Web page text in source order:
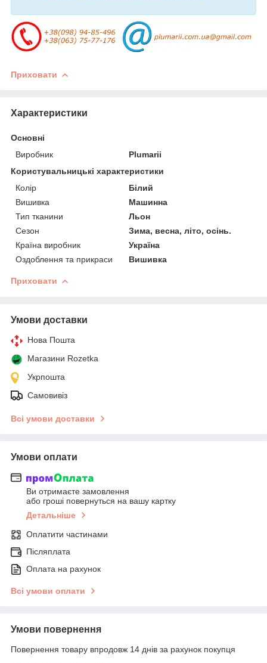
Приховати
Характеристики
Основні
Виробник
Plumarii
Користувальницькі характеристики
Колір
Білий
Вишивка
Машинна
Тип тканини
Льон
Сезон
Зима, весна, літо, осінь.
Країна виробник
Україна
Оздоблення та прикраси
Вишивка
Приховати
Умови доставки
Нова Пошта
Магазини Rozetka
Укрпошта
Самовивіз
Всі умови доставки
Умови оплати
Ви отримаєте замовлення
або гроші повернуться на вашу картку
Детальніше
Оплатити частинами
Післяплата
Оплата на рахунок
Всі умови оплати
Умови повернення
Повернення товару впродовж 14 днів за рахунок покупця